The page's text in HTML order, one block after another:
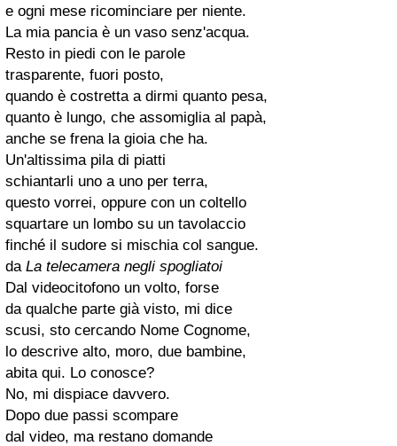
e ogni mese ricominciare per niente.
La mia pancia è un vaso senz'acqua.
Resto in piedi con le parole
trasparente, fuori posto,
quando è costretta a dirmi quanto pesa,
quanto è lungo, che assomiglia al papà,
anche se frena la gioia che ha.
Un'altissima pila di piatti
schiantarli uno a uno per terra,
questo vorrei, oppure con un coltello
squartare un lombo su un tavolaccio
finché il sudore si mischia col sangue.
da La telecamera negli spogliatoi
Dal videocitofono un volto, forse
da qualche parte già visto, mi dice
scusi, sto cercando Nome Cognome,
lo descrive alto, moro, due bambine,
abita qui. Lo conosce?
No, mi dispiace davvero.
Dopo due passi scompare
dal video, ma restano domande